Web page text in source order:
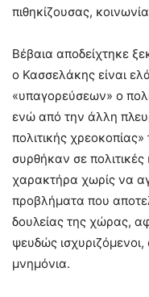
πιθηκίζουσας,
Βέβαια αποδείχτηκε
ο Κασσελάκης είναι
«υπαγορεύσεων» ο
ενώ από την άλλη
πολιτικής
συρθήκαν σε πολιτικές
χαρακτήρα χωρίς να
προβλήματα που
δουλείας της χώρας,
ψευδώς
μνημόνια.